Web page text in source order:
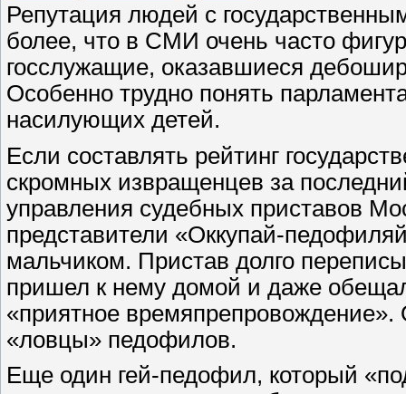
Репутация людей с
более, что в СМИ очень часто
госслужащие, оказавшиеся
Особенно трудно понять
насилующих детей.
Если составлять рейтинг
скромных извращенцев за
управления судебных приставов
представители «Оккупай-
мальчиком. Пристав долго
пришел к нему домой и даже
«приятное времяпрепровождение».
«ловцы» педофилов.
Еще один гей-педофил, который